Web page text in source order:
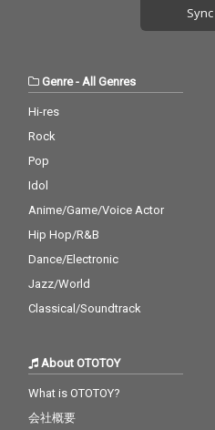
Genre- All Genres
Hi-res
Rock
Pop
Idol
Anime/Game/Voice Actor
Hip Hop/R&B
Dance/Electronic
Jazz/World
Classical/Soundtrack
About OTOTOY
What is OTOTOY?
会社概要